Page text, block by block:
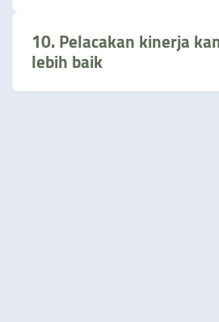
10. Pelacakan kinerja
lebih baik